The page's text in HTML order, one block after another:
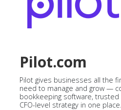
Pilot.com
Pilot gives businesses all the
need to manage and grow —
bookkeeping software, trusted
CFO-level strategy in one place.